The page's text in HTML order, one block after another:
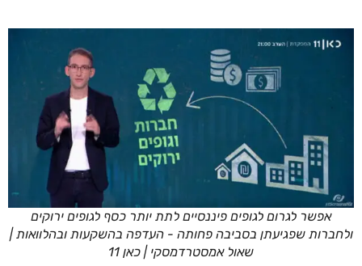
אפשר לגרום לגופים פיננסיים לתת יותר כסף לגופים ירוקים
ולחברות שפגיעתן בסביבה פחותה - העדפה בהשקעות ובהלוואות |
שאול אמסטרדמסקי | כאן 11